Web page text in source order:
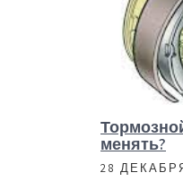
менять?
28